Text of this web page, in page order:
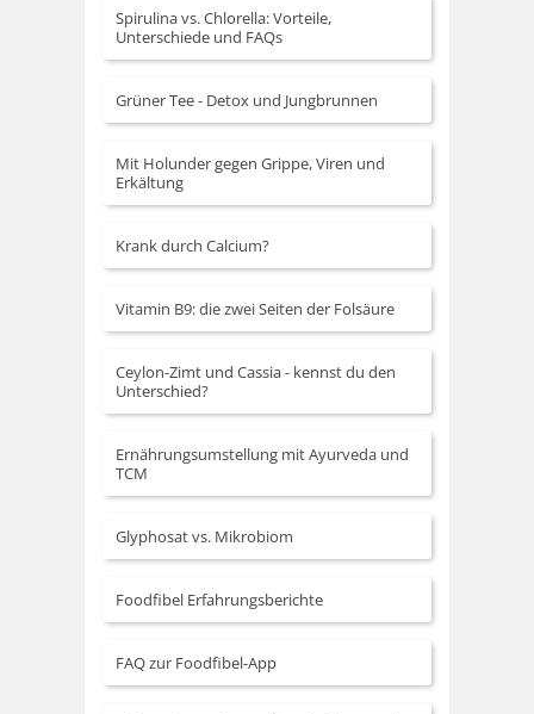
Spirulina vs. Chlorella: Vorteile,
Unterschiede und FAQs
Grüner Tee - Detox und Jungbrunnen
Mit Holunder gegen Grippe, Viren und
Erkältung
Krank durch Calcium?
Vitamin B9: die zwei Seiten der Folsäure
Ceylon-Zimt und Cassia - kennst du den
Unterschied?
Ernährungsumstellung mit Ayurveda und
TCM
Glyphosat vs. Mikrobiom
Foodfibel Erfahrungsberichte
FAQ zur Foodfibel-App